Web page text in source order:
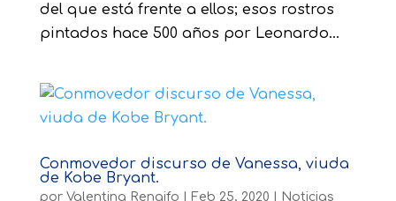
del que está frente a ellos; esos rostros
pintados hace 500 años por Leonardo...
Conmovedor discurso de Vanessa, viuda
de Kobe Bryant.
por Valentina Rengifo Feb 25, 2020 Noticias